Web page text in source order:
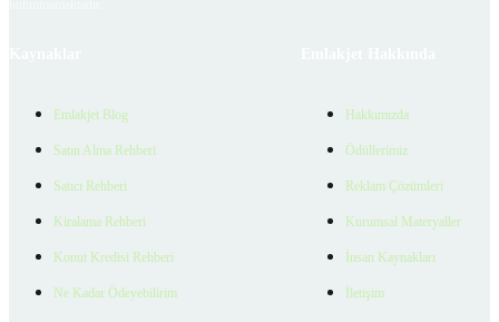
Emlakjet Blog
Satın Alma Rehberi
Satıcı Rehberi
Kiralama Rehberi
Konut Kredisi Rehberi
Ne Kadar Ödeyebilirim
Hakkımızda
Ödüllerimiz
Reklam Çözümleri
Kurumsal Materyaller
İnsan Kaynakları
İletişim